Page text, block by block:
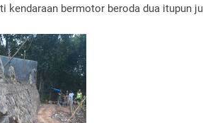
kendaraan bermotor beroda dua itupun